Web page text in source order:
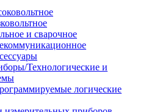
и сварочное
Технологические и
логические